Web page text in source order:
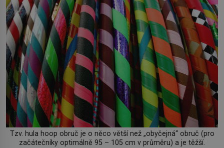
Tzv. hula hoop obruč je o něco větší než „obyčejná“ obruč (pro
začátečníky optimálně 95 – 105 cm v průměru) a je těžší.